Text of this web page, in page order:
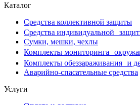
Каталог
Средства коллективной защиты
Средства индивидуальной
Сумки, мешки, чехлы
Комплекты мониторинга
Комплекты обеззараживания и
Аварийно-спасательные средства
Услуги